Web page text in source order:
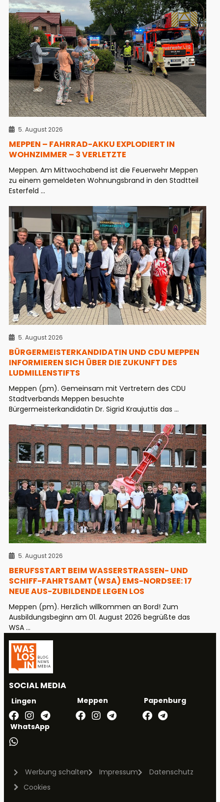
5. August 2026
MEPPEN – FAHRRAD-AKKU EXPLODIERT IN
WOHNZIMMER – 3 VERLETZTE
Meppen. Am Mittwochabend ist die Feuerwehr Meppen
zu einem gemeldeten Wohnungsbrand in den Stadtteil
Esterfeld ...
5. August 2026
BÜRGERMEISTERKANDIDATIN UND CDU MEPPEN
INFORMIEREN SICH ÜBER DIE ZUKUNFT DES
LUDMILLENSTIFTS
Meppen (pm). Gemeinsam mit Vertretern des CDU
Stadtverbands Meppen besuchte
Bürgermeisterkandidatin Dr. Sigrid Kraujuttis das ...
5. August 2026
BERUFSSTART BEIM WASSERSTRASSEN- UND S
CHIFF-FAHRTSAMT (WSA) EMS-NORDSEE: 17 N
EUE AUS-ZUBILDENDE LEGEN LOS
Meppen (pm). Herzlich willkommen an Bord! Zum
Ausbildungsbeginn am 01. August 2026 begrüßte das
WSA ...
SOCIAL MEDIA
Lingen Meppen Papenburg
WhatsApp
Werbung schalten Impressum
Datenschutz
Cookies